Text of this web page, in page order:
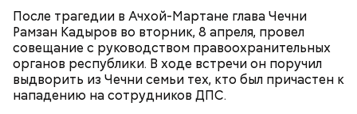
После трагедии в Ачхой-Мартане глава Чечни
Рамзан Кадыров во вторник, 8 апреля, провел
совещание с руководством правоохранительных
органов республики. В ходе встречи он поручил
выдворить из Чечни семьи тех, кто был причастен к
нападению на сотрудников ДПС.
через сутки... Его увезли в больницу,
реанимировали, и там он скончался, — рассказывал
Миссюра на допросе.
Примерно через месяц, 31 декабря 2023 года,
Мутаев и его друзья снова назначили Кадирханову
встречу. На этот раз они затащили оппонента в
свою квартиру дома и избили, а также сняли ему
скальп, срезав волосы на голове вместе с кожей.
Это позднее подтвердили в управлении